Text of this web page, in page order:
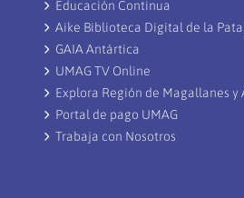
Educación Continua
Aike Biblioteca Digital de la
GAIA Antártica
UMAG TV Online
Explora Región de Magallanes
Portal de pago UMAG
Trabaja con Nosotros